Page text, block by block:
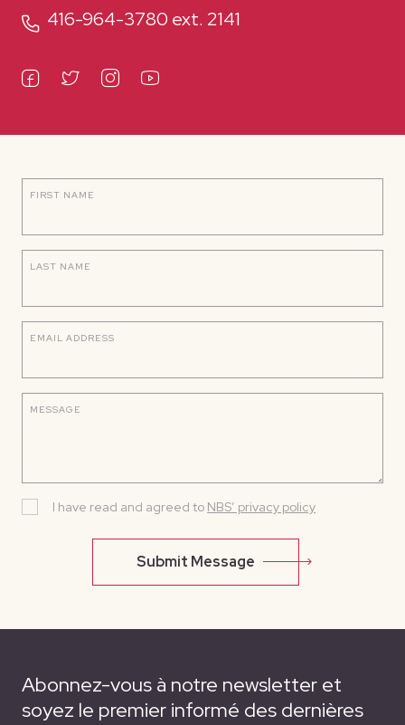
416-964-3780 ext. 2141
FIRST NAME
LAST NAME
EMAIL ADDRESS
MESSAGE
I have read and agreed to NBS’ privacy policy
Submit Message
Abonnez-vous à notre newsletter et
soyez le premier informé des dernières